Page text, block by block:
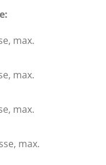
max.
max.
max.
max.